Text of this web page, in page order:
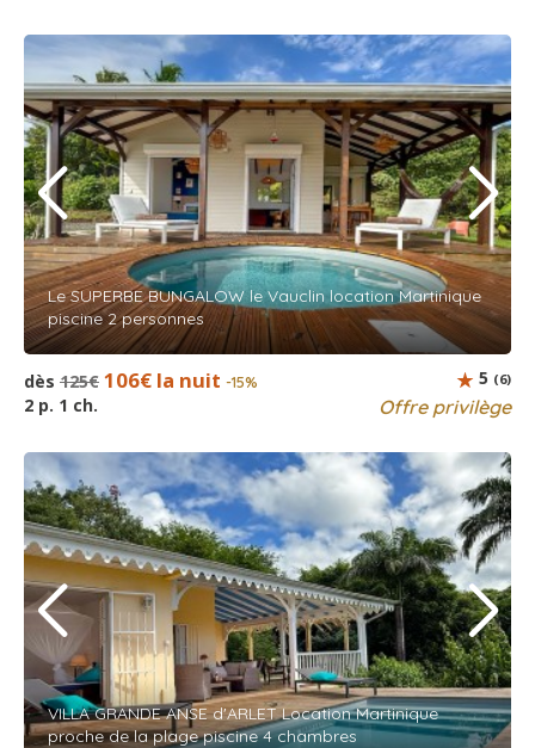
Le SUPERBE BUNGALOW le Vauclin location Martinique
piscine 2 personnes
dès 125€ 106€ la nuit -15%
2 p. 1 ch. Offre privilège
5 (6)
VILLA GRANDE ANSE d'ARLET Location Martinique
proche de la plage piscine 4 chambres